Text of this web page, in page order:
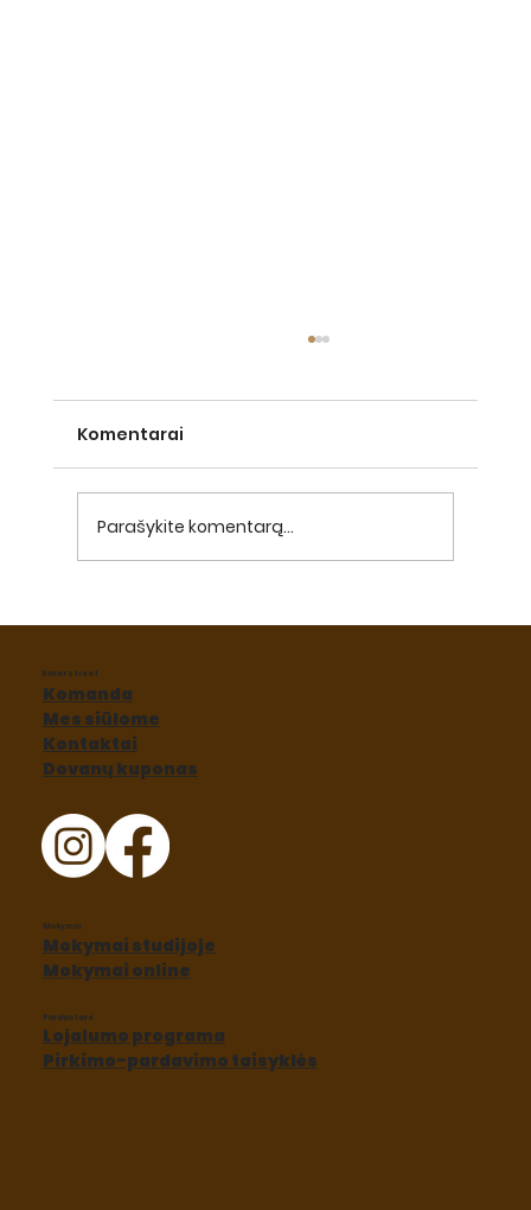
Komentarai
Parašykite komentarą...
Komanda
Mes siūlome
Kontaktai
Dovanų kuponas
Baker street
Parduotuvė
Lojalumo programa
Pirkimo-pardavimo taisyklės
Mokymai
Mokymai studijoje
Mokymai online